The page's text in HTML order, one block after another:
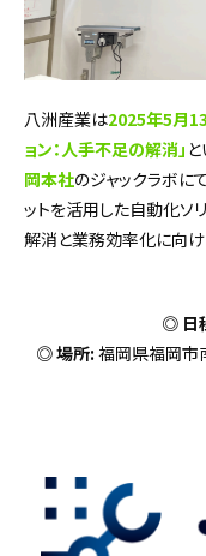
八洲産業は2025年5月13
ョン：人手不足の解消」
岡本社のジャックラボに
ットを活用した自動化ソ
解消と業務効率化に向け
◎ 日
◎ 場所: 福岡県福岡市